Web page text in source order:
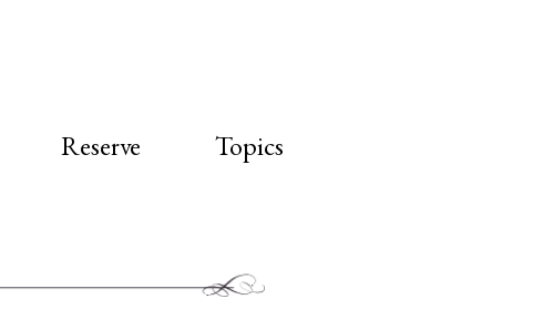
Reserve Topics